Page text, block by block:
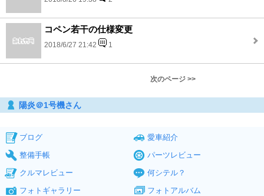
コペン若干の仕様変更
2018/6/27 21:42 1
次のページ >>
陽炎＠1号機さん
ブログ
愛車紹介
整備手帳
パーツレビュー
クルマレビュー
何シテル？
フォトギャラリー
フォトアルバム